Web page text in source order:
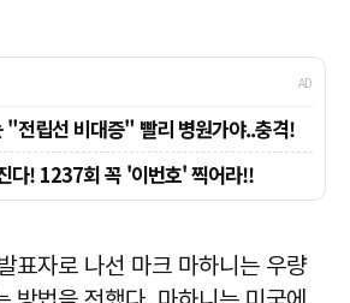
표자로 나선 마크 마하니는 우량